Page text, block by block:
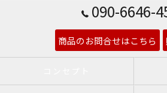
090-6646-
商品のお問合せはこちら